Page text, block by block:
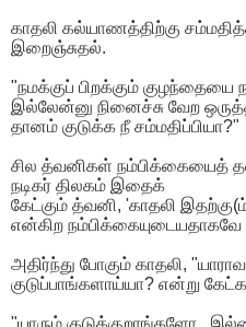
காதலி கல்யாணத்திற்கு
இறைஞ்சுதல்.
"நமக்குப் பிறக்கும் குழந்தையை
இல்லேன்னு நினைச்சு வேற
தானம் குடுக்க நீ சம்மதிப்பியா?"
சில த்வனிகள் நம்பிக்கையைத்
நடிகர் திலகம் இதைக்
கேட்கும் த்வனி, 'காதலி
என்கிற நம்பிக்கையுடையதாகவே
அதிர்ந்து போகும் காதலி,
குடுப்பாங்களாய்யா? என்று